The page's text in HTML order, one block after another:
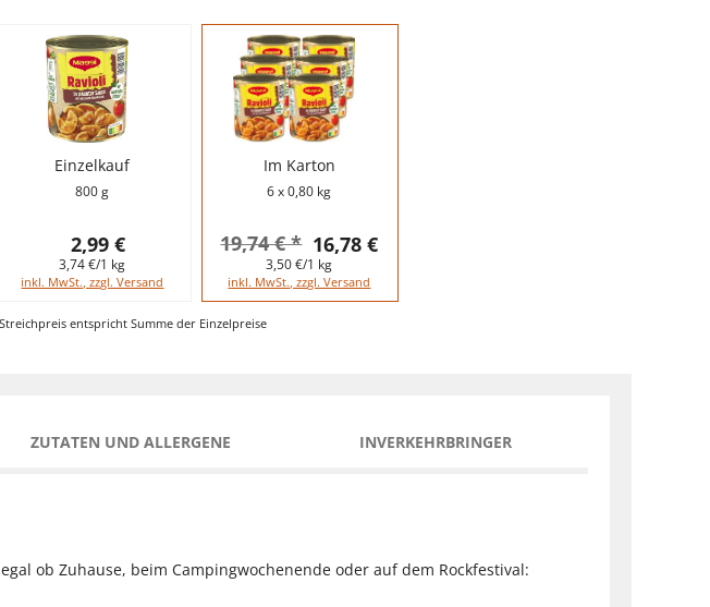
Einzelkauf
800 g
2,99 €
3,74 €/1 kg
inkl. MwSt., zzgl. Versand
Im Karton
6 x 0,80 kg
16,78 €
19,74 € *
3,50 €/1 kg
inkl. MwSt., zzgl. Versand
entspricht Summe der Einzelpreise
ZUTATEN UND ALLERGENE INVERKEHRBRINGER
ob Zuhause, beim Campingwochenende oder auf dem Rockfestival: